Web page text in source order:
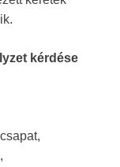
kérdése